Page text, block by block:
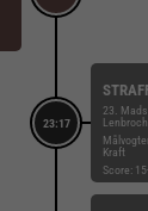
23:17
23.
Lenbroch
Kraft
Score: